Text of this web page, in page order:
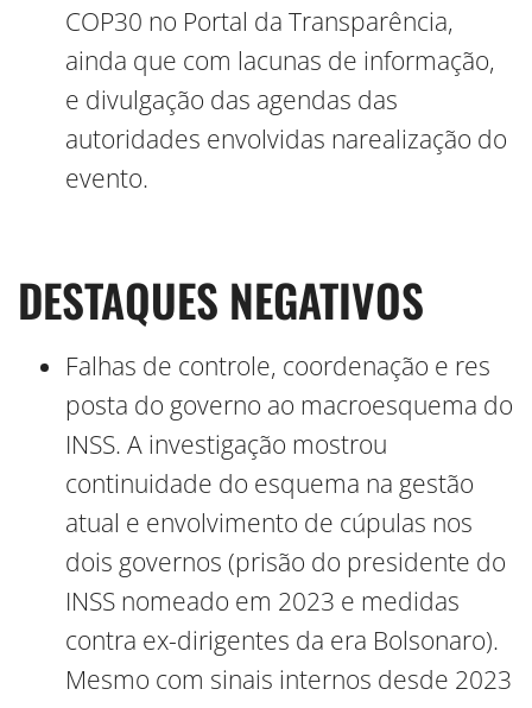
COP30 no Portal da Transparência,
ainda que com lacunas de informação,
e divulgação das agendas das
autoridades envolvidas narealização do
evento.
DESTAQUES NEGATIVOS
Falhas de controle, coordenação e res
posta do governo ao macroesquema do
INSS. A investigação mostrou
continuidade do esquema na gestão
atual e envolvimento de cúpulas nos
dois governos (prisão do presidente do
INSS nomeado em 2023 e medidas
contra ex-dirigentes da era Bolsonaro).
Mesmo com sinais internos desde 2023